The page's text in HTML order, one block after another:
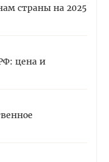
страны на 2025
цена и